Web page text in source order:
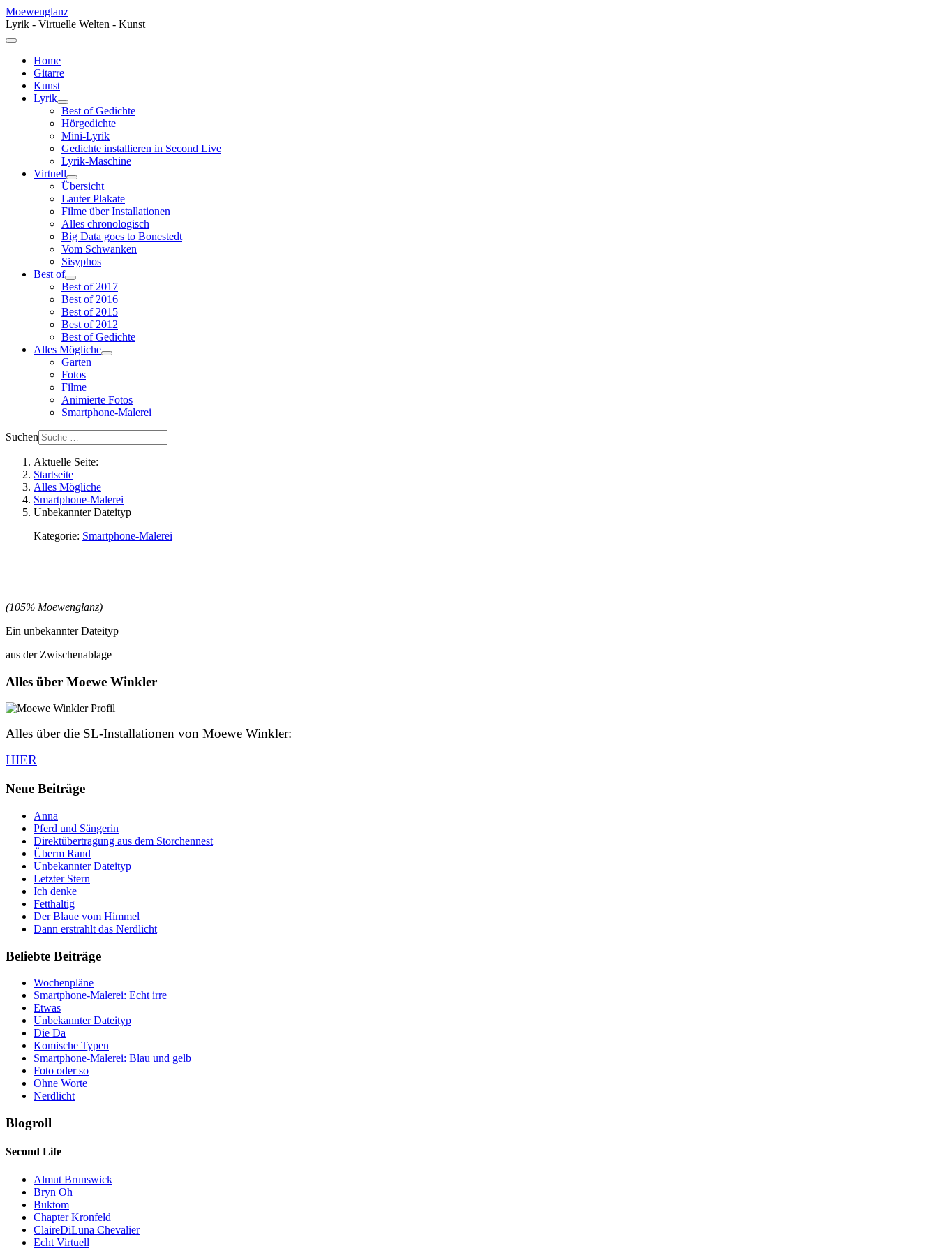
Moewenglanz
Lyrik - Virtuelle Welten - Kunst
Home
Gitarre
Kunst
Lyrik
Best of Gedichte
Hörgedichte
Mini-Lyrik
Gedichte installieren in Second Live
Lyrik-Maschine
Virtuell
Übersicht
Lauter Plakate
Filme über Installationen
Alles chronologisch
Big Data goes to Bonestedt
Vom Schwanken
Sisyphos
Best of
Best of 2017
Best of 2016
Best of 2015
Best of 2012
Best of Gedichte
Alles Mögliche
Garten
Fotos
Filme
Animierte Fotos
Smartphone-Malerei
Suchen
Aktuelle Seite:
Startseite
Alles Mögliche
Smartphone-Malerei
Unbekannter Dateityp
Kategorie: Smartphone-Malerei
(105% Moewenglanz)
Ein unbekannter Dateityp
aus der Zwischenablage
Alles über Moewe Winkler
Alles über die SL-Installationen von Moewe Winkler:
HIER
Neue Beiträge
Anna
Pferd und Sängerin
Direktübertragung aus dem Storchennest
Überm Rand
Unbekannter Dateityp
Letzter Stern
Ich denke
Fetthaltig
Der Blaue vom Himmel
Dann erstrahlt das Nerdlicht
Beliebte Beiträge
Wochenpläne
Smartphone-Malerei: Echt irre
Etwas
Unbekannter Dateityp
Die Da
Komische Typen
Smartphone-Malerei: Blau und gelb
Foto oder so
Ohne Worte
Nerdlicht
Blogroll
Second Life
Almut Brunswick
Bryn Oh
Buktom
Chapter Kronfeld
ClaireDiLuna Chevalier
Echt Virtuell